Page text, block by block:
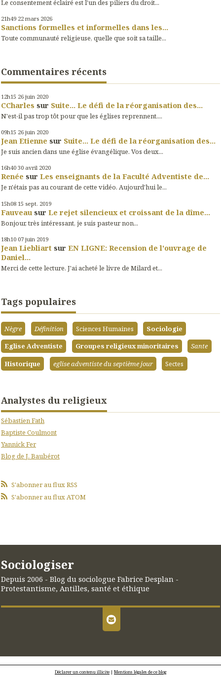
Le consentement éclairé est l'un des piliers du droit...
21h49 22 mars 2026
Sanctions formelles et informelles dans les...
Toute communauté religieuse, quelle que soit sa taille...
Commentaires récents
12h15 26 juin 2020
CCharles sur Suite... Le défi de la réorganisation des...
N'est-il pas trop tôt pour que les églises reprennent....
09h15 26 juin 2020
Jean Etienne sur Suite... Le défi de la réorganisation des...
Je suis ancien dans une église évangélique. Vos deux...
16h40 30 avril 2020
Renée sur Les enseignants de la Faculté Adventiste de...
Je n'étais pas au courant de cette vidéo. Aujourd'hui le...
15h08 15 sept. 2019
Fauveau sur Le rejet silencieux et croissant de la dîme...
Bonjour, très intéressant, je suis pasteur non...
18h10 07 juin 2019
Jean Liebliart sur EN LIGNE: Recension de l'ouvrage de
Daniel...
Merci de cette lecture. J'ai acheté le livre de Milard et...
Tags populaires
Nègre Définition Sciences Humaines
Sociologie
Eglise Adventiste
Groupes religieux minoritaires
Sante
Historique
eglise adventiste du septième jour Sectes
Analystes du religieux
Sébastien Fath
Baptiste Coulmont
Yannick Fer
Blog de J. Baubérot
S'abonner au flux RSS
S'abonner au flux ATOM
Sociologiser
Depuis 2006 - Blog du sociologue Fabrice Desplan -
Protestantisme, Antilles, santé et éthique
Déclarer un contenu illicite | Mentions légales de ce blog